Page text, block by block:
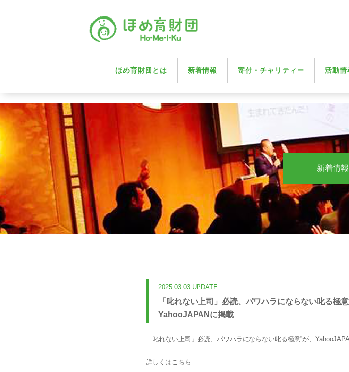
ほめ育財団とは 新着情報 寄付・チャリティー 活動情
新着情報
2025.03.03 UPDATE
「叱れない上司」必読、パワハラにならない叱る極
YahooJAPANに掲載
「叱れない上司」必読、パワハラにならない叱る極意”が、
詳しくはこちら